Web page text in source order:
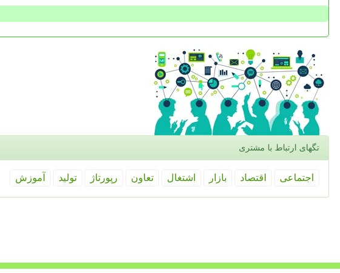
تگهای ارتباط با مشتری
اجتماعی اقتصاد بازار اشتغال تعاون رپورتاژ تولید آموزش